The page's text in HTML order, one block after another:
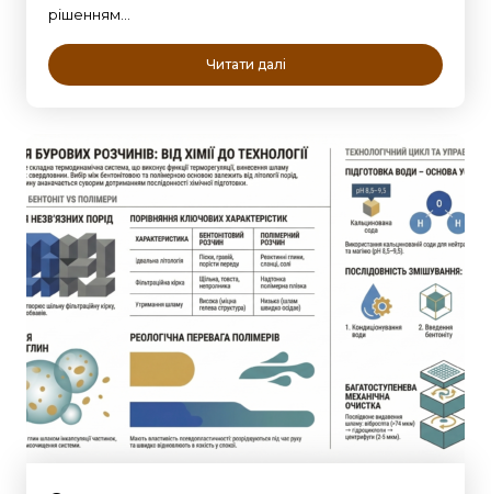
рішенням…
Читати далі